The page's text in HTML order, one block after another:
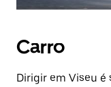
Carro
Dirigir em Viseu